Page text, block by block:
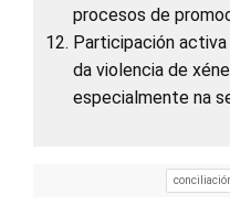
procesos de
Participación
da violencia de
especialmente na